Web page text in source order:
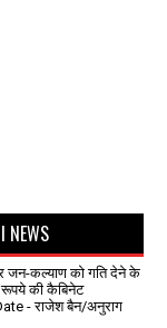
NEWS
जन-कल्याण को गति देने के
की कैबिनेट
- राजेश बैन/अनुराग